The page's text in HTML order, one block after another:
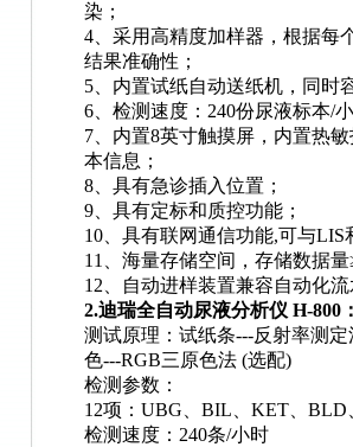
染；
4、 采用高精度加样器，根据每
结果准确性；
5、 内置试纸自动送纸机，同时
6、 检测速度：240份尿液标本/小
7、 内置8英寸触摸屏，内置热
本信息；
8、 具有急诊插入位置；
9、 具有定标和质控功能；
10、 具有联网通信功能,可与LIS
11、 海量存储空间，存储数据量
12、
自动进样装置兼容自动化
2.迪瑞全自动尿液分析仪 H-800
测试原理： 试纸条---反射率测定
色---RGB三原色法 (选配)
检测参数：
1 2项：UBG、BIL、KET、
检测速度： 240条/小时